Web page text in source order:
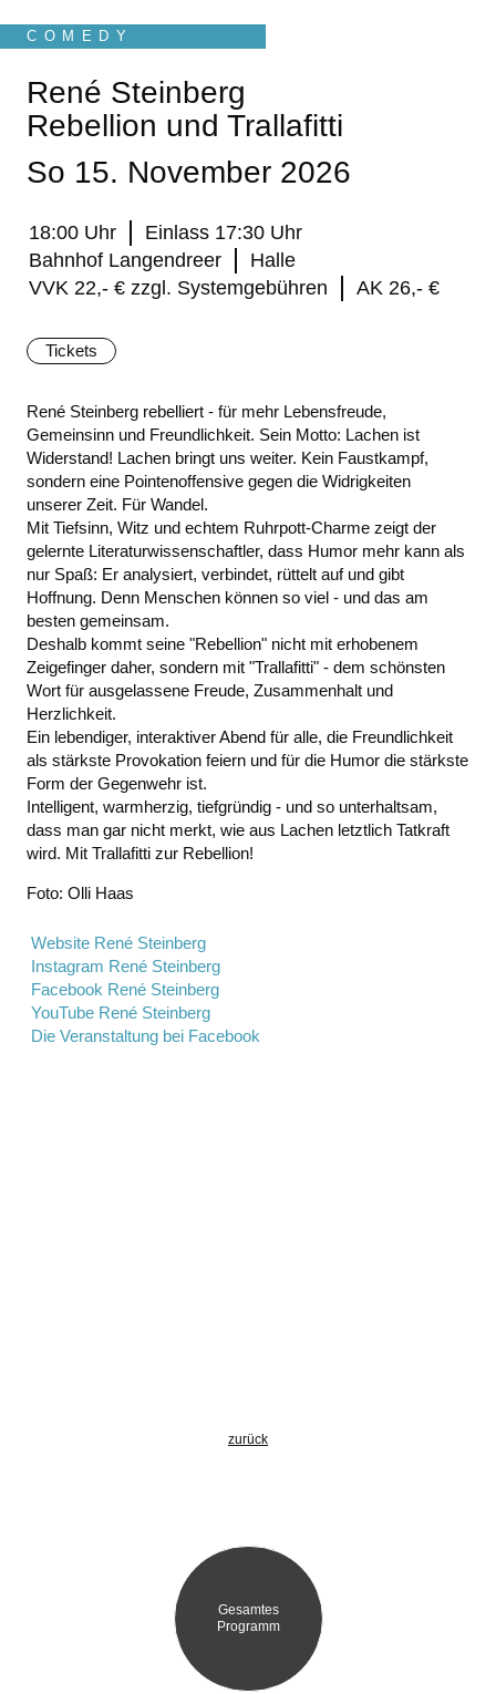
COMEDY
René Steinberg
Rebellion und Trallafitti
So 15. November 2026
18:00 Uhr
Einlass 17:30 Uhr
Bahnhof Langendreer
Halle
VVK 22,- € zzgl. Systemgebühren
AK 26,- €
Tickets
René Steinberg rebelliert - für mehr Lebensfreude,
Gemeinsinn und Freundlichkeit. Sein Motto: Lachen ist
Widerstand! Lachen bringt uns weiter. Kein Faustkampf,
sondern eine Pointenoffensive gegen die Widrigkeiten
unserer Zeit. Für Wandel.
Mit Tiefsinn, Witz und echtem Ruhrpott-Charme zeigt der
gelernte Literaturwissenschaftler, dass Humor mehr kann als
nur Spaß: Er analysiert, verbindet, rüttelt auf und gibt
Hoffnung. Denn Menschen können so viel - und das am
besten gemeinsam.
Deshalb kommt seine "Rebellion" nicht mit erhobenem
Zeigefinger daher, sondern mit "Trallafitti" - dem schönsten
Wort für ausgelassene Freude, Zusammenhalt und
Herzlichkeit.
Ein lebendiger, interaktiver Abend für alle, die Freundlichkeit
als stärkste Provokation feiern und für die Humor die stärkste
Form der Gegenwehr ist.
Intelligent, warmherzig, tiefgründig - und so unterhaltsam,
dass man gar nicht merkt, wie aus Lachen letztlich Tatkraft
wird. Mit Trallafitti zur Rebellion!
Foto: Olli Haas
Website René Steinberg
Instagram René Steinberg
Facebook René Steinberg
YouTube René Steinberg
Die Veranstaltung bei Facebook
zurück
Gesamtes
Programm